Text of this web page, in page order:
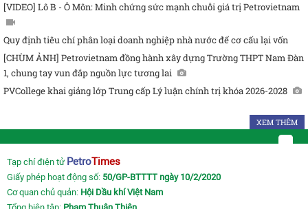
[VIDEO] Lô B - Ô Môn: Minh chứng sức mạnh chuỗi giá trị Petrovietnam
Quy định tiêu chí phân loại doanh nghiệp nhà nước để cơ cấu lại vốn
[CHÙM ẢNH] Petrovietnam đồng hành xây dựng Trường THPT Nam Đàn
1, chung tay vun đắp nguồn lực tương lai
PVCollege khai giảng lớp Trung cấp Lý luận chính trị khóa 2026-2028
XEM THÊM
Tạp chí điện tử PetroTimes
Giấy phép hoạt động số: 50/GP-BTTTT ngày 10/2/2020
Cơ quan chủ quản: Hội Dầu khí Việt Nam